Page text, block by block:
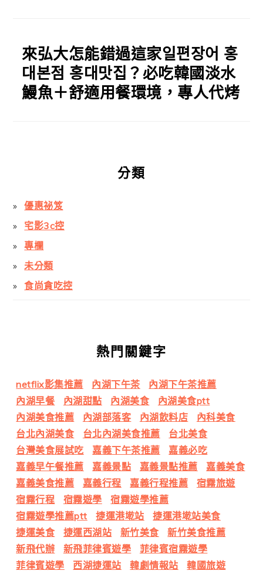
來弘大怎能錯過這家일편장어 홍
대본점 홍대맛집？必吃韓國淡水
鰻魚＋舒適用餐環境，專人代烤
分類
優惠祕笈
宅影3c控
專欄
未分類
食尚貪吃控
熱門關鍵字
netflix影集推薦 內湖下午茶
內湖下午茶推薦
內湖早餐
內湖甜點 內湖美食
內湖美食ptt
內湖美食推薦
內湖部落客 內湖飲料店
內科美食
台北內湖美食
台北內湖美食推薦
台北美食
台灣美食展試吃
嘉義下午茶推薦
嘉義必吃
嘉義早午餐推薦
嘉義景點 嘉義景點推薦
嘉義美食
嘉義美食推薦
嘉義行程 嘉義行程推薦
宿霧旅遊
宿霧行程
宿霧遊學
宿霧遊學推薦
宿霧遊學推薦ptt
捷運港墘站
捷運港墘站美食
捷運美食
捷運西湖站 新竹美食
新竹美食推薦
新飛代辦
新飛菲律賓遊學
菲律賓宿霧遊學
菲律賓遊學
西湖捷運站 韓劇情報站 韓國旅遊